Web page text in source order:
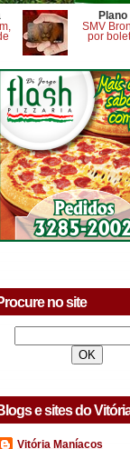
Plano
SMV
por
no site
e sites do
Vitória Maníacos